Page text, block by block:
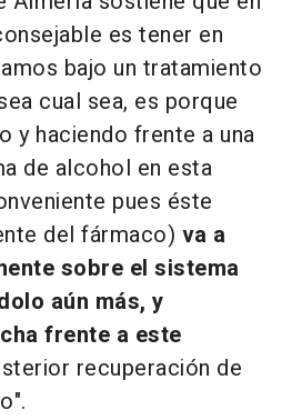
es tener en
bajo un tratamiento
cual sea, es porque
y haciendo frente a una
de alcohol en esta
pues éste
del fármaco) va a
sobre el sistema
aún más, y
frente a este
recuperación de